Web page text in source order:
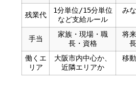
残業代
1分単位/15分単位
など支給ルール
み
手当
家族・現場・職
長・資格
将
働くエ
リア
大阪市内中心か、
近隣エリアか
移